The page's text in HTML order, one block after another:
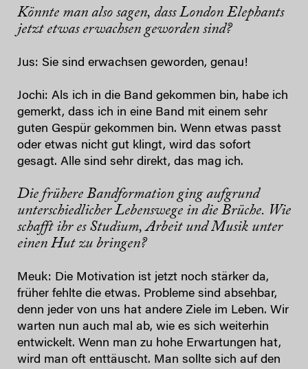
Könnte man also sagen, dass London Elephants
jetzt etwas erwachsen geworden sind?
Jus: Sie sind erwachsen geworden, genau!
Jochi: Als ich in die Band gekommen bin, habe ich
gemerkt, dass ich in eine Band mit einem sehr
guten Gespür gekommen bin. Wenn etwas passt
oder etwas nicht gut klingt, wird das sofort
gesagt. Alle sind sehr direkt, das mag ich.
Die frühere Bandformation ging aufgrund
unterschiedlicher Lebenswege in die Brüche. Wie
schafft ihr es Studium, Arbeit und Musik unter
einen Hut zu bringen?
Meuk: Die Motivation ist jetzt noch stärker da,
früher fehlte die etwas. Probleme sind absehbar,
denn jeder von uns hat andere Ziele im Leben. Wir
warten nun auch mal ab, wie es sich weiterhin
entwickelt. Wenn man zu hohe Erwartungen hat,
wird man oft enttäuscht. Man sollte sich auf den